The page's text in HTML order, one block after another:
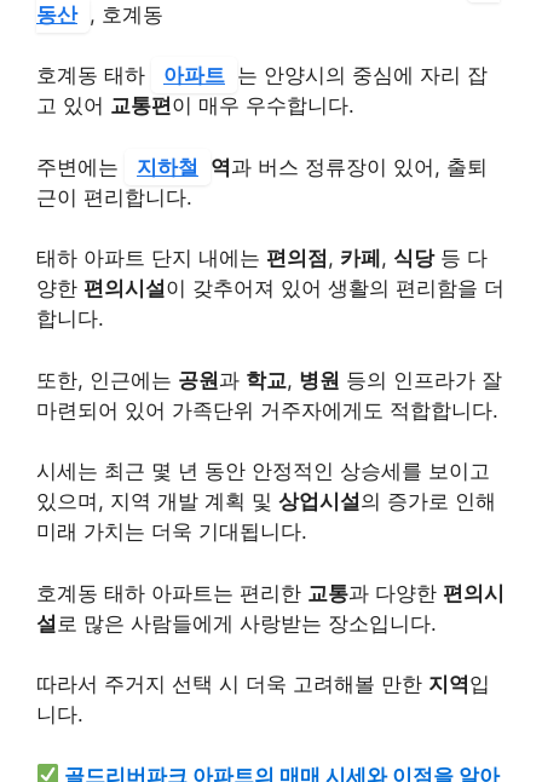
동산 , 호계동
호계동 태하 아파트 는 안양시의 중심에 자리 잡
고 있어 교통편이 매우 우수합니다.
주변에는 지하철 역과 버스 정류장이 있어, 출퇴
근이 편리합니다.
태하 아파트 단지 내에는 편의점 , 카페 , 식당등 다
양한 편의시설이 갖추어져 있어 생활의 편리함을 더
합니다.
또한, 인근에는 공원과 학교, 병원 등의 인프라가 잘
마련되어 있어 가족단위 거주자에게도 적합합니다.
시세는 최근 몇 년 동안 안정적인 상승세를 보이고
있으며, 지역 개발 계획 및 상업시설의 증가로 인해
미래 가치는 더욱 기대됩니다.
호계동 태하 아파트는 편리한 교통과 다양한 편의시
설 로 많은 사람들에게 사랑받는 장소입니다.
따라서 주거지 선택 시 더욱 고려해볼 만한 지역입
니다.
골드리버파크 아파트의 매매 시세와 이점을 알아